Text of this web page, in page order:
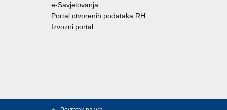
e-Savjetovanja
Portal otvorenih podataka RH
Izvozni portal